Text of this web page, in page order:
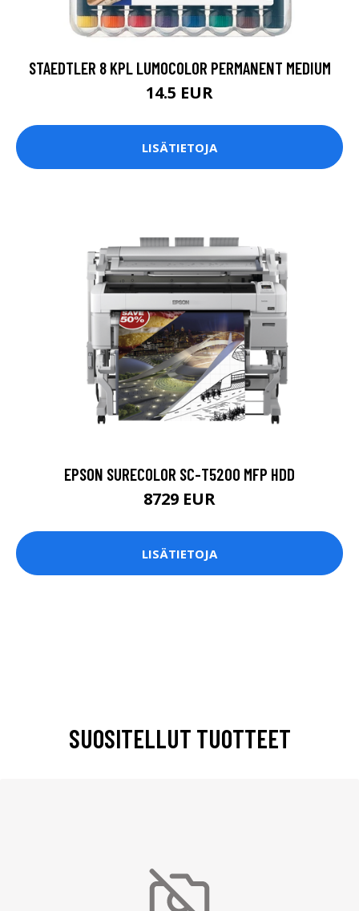
STAEDTLER 8 KPL LUMOCOLOR PERMANENT MEDIUM
14.5 EUR
LISÄTIETOJA
EPSON SURECOLOR SC-T5200 MFP HDD
8729 EUR
LISÄTIETOJA
SUOSITELLUT TUOTTEET